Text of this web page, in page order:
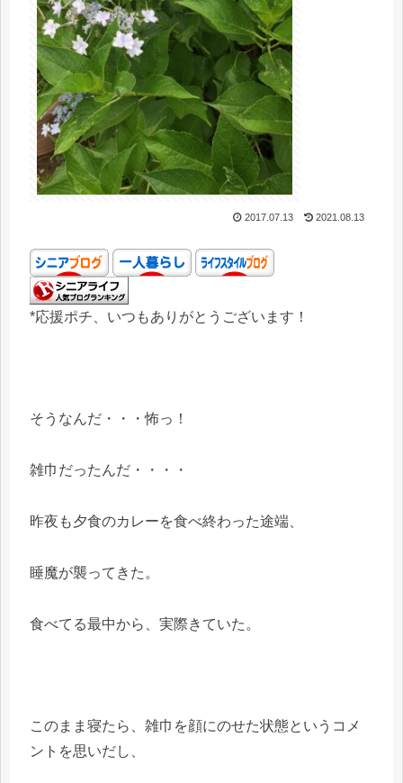
2017.07.13 2021.08.13
*応援ポチ、いつもありがとうございます！
そうなんだ・・・怖っ！
雑巾だったんだ・・・・
昨夜も夕食のカレーを食べ終わった途端、
睡魔が襲ってきた。
食べてる最中から、実際きていた。
このまま寝たら、雑巾を顔にのせた状態というコメ
ントを思いだし、